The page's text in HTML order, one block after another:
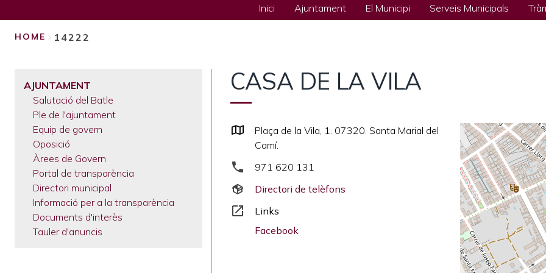
Inici Ajuntament El Municipi Serveis Municipals
HOME 14222
AJUNTAMENT
Salutació del Batle
Ple de l'ajuntament
Equip de govern
Oposició
Àrees de Govern
Portal de transparència
Directori municipal
Informació per a la transparència
Documents d'interès
Tauler d'anuncis
CASA DE LA VILA
Plaça de la Vila, 1. 07320. Santa Marial del
Camí.
971 620 131
Directori de telèfons
Links
Facebook